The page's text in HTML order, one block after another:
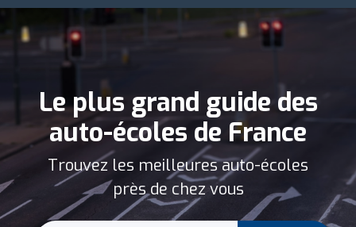
Le plus grand guide des
auto-écoles de France
Trouvez les meilleures auto-écoles
près de chez vous